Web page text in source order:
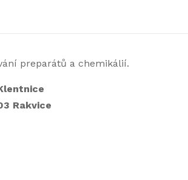
preparátů a chemikálií.
Rakvice